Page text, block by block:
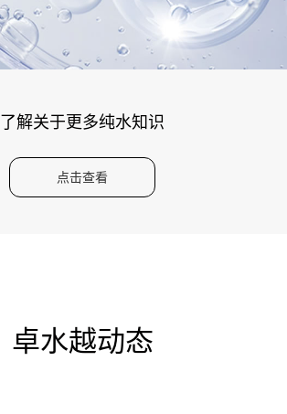
了解关于更多纯水知识
点击查看
卓水越动态